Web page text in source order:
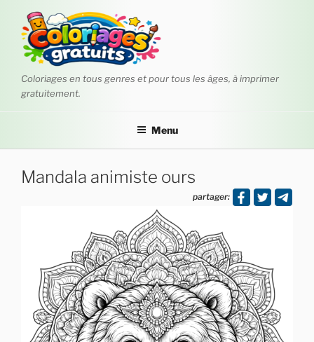
contenu
principal
Coloriages en tous genres et pour tous les âges, à imprimer
gratuitement.
Menu
Mandala animiste ours
partager: